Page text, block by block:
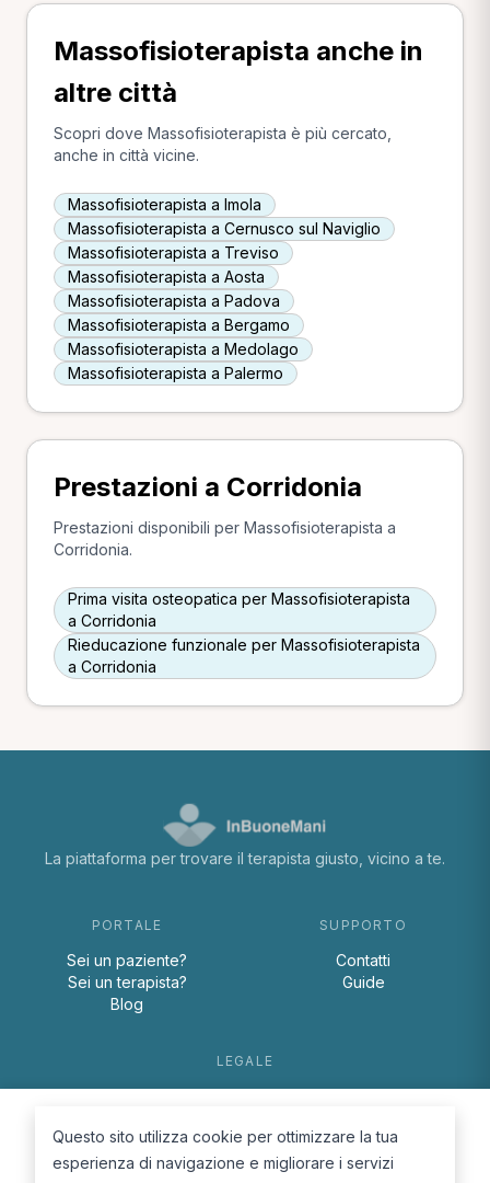
Massofisioterapista anche in
altre città
Scopri dove Massofisioterapista è più cercato,
anche in città vicine.
Massofisioterapista a Imola
Massofisioterapista a Cernusco sul Naviglio
Massofisioterapista a Treviso
Massofisioterapista a Aosta
Massofisioterapista a Padova
Massofisioterapista a Bergamo
Massofisioterapista a Medolago
Massofisioterapista a Palermo
Prestazioni a Corridonia
Prestazioni disponibili per Massofisioterapista a
Corridonia.
Prima visita osteopatica per Massofisioterapista
a Corridonia
Rieducazione funzionale per Massofisioterapista
a Corridonia
La piattaforma per trovare il terapista giusto, vicino a te.
PORTALE
Sei un paziente?
Sei un terapista?
Blog
SUPPORTO
Contatti
Guide
LEGALE
Cookie Policy
Questo sito utilizza cookie per ottimizzare la tua
esperienza di navigazione e migliorare i servizi